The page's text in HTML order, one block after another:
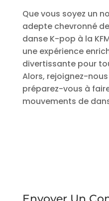
Que vous soyez un
adepte chevronné
danse K-pop à la
une expérience
divertissante pour
Alors, rejoignez-
préparez-vous à
mouvements de